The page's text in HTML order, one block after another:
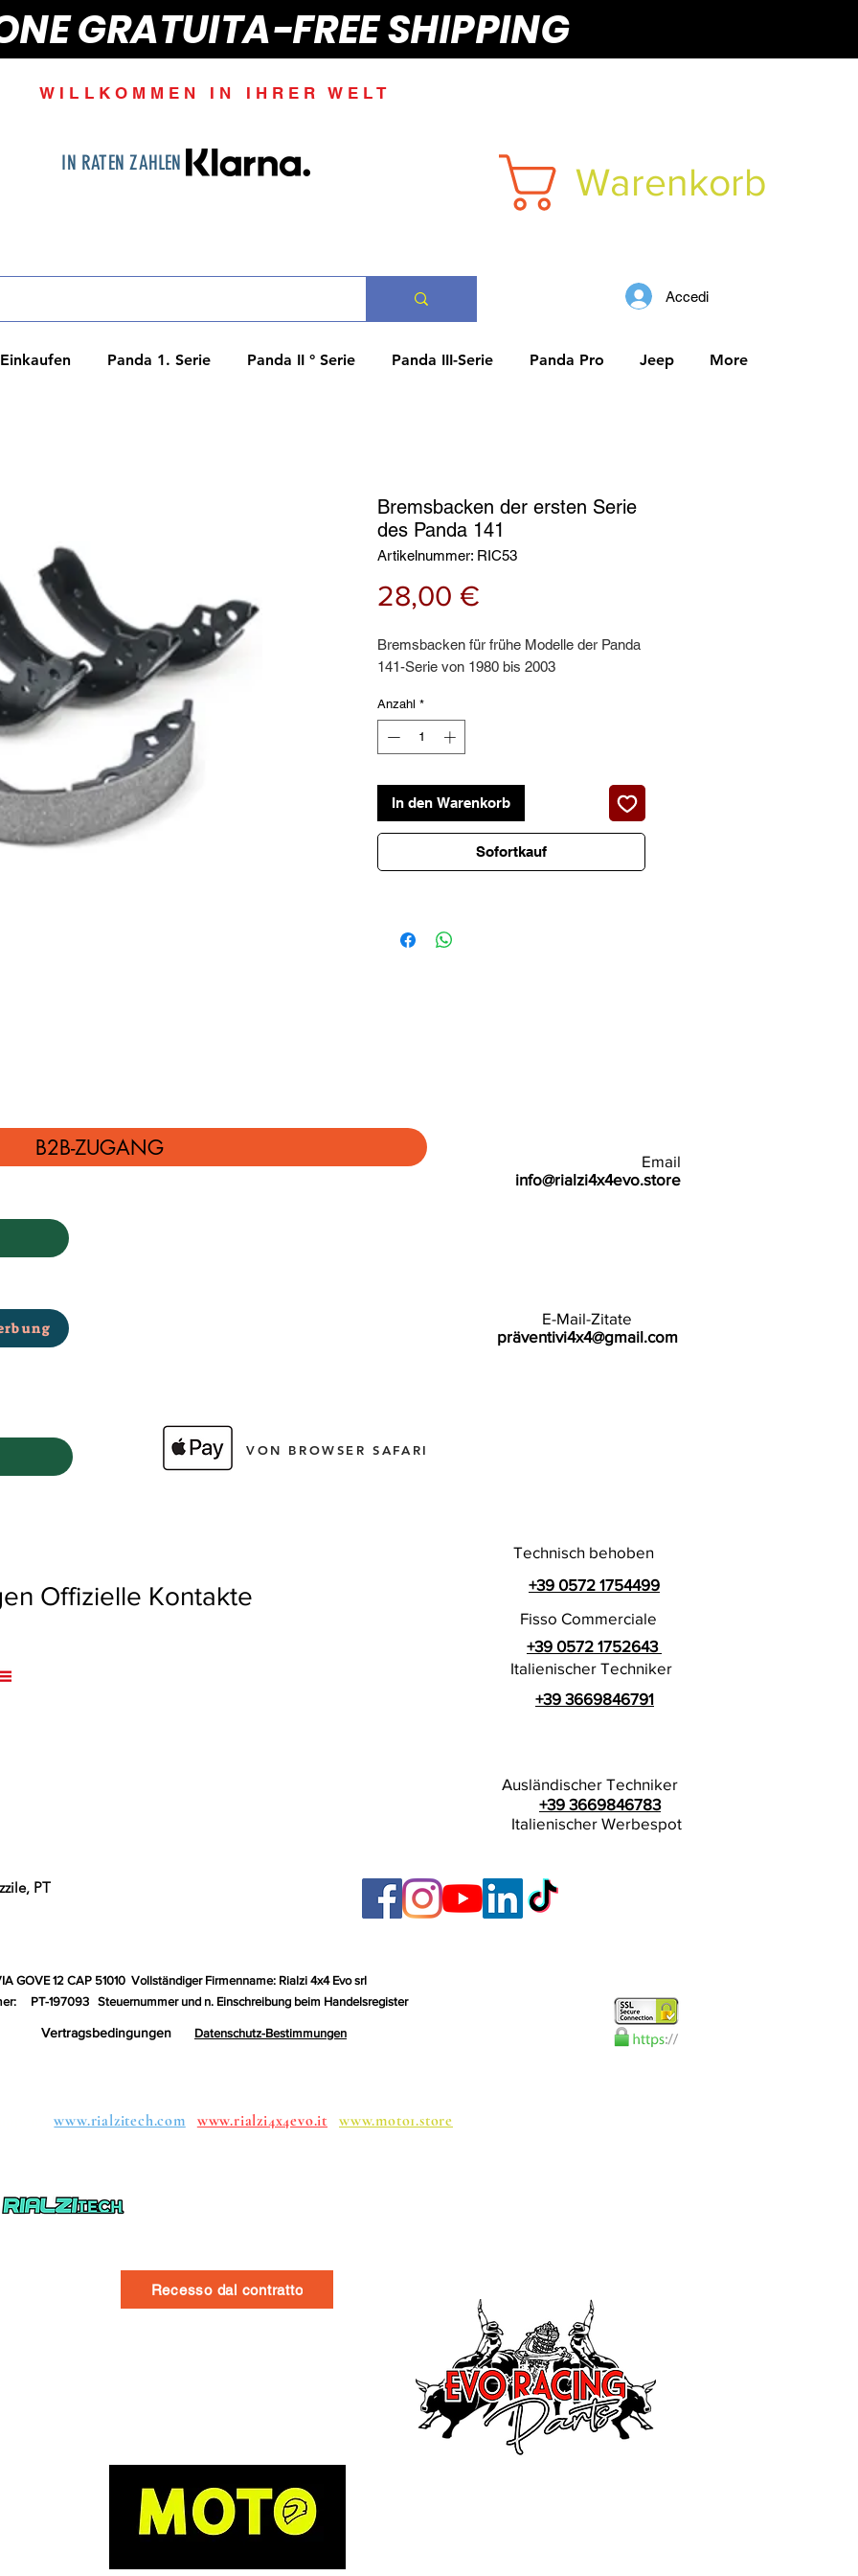
GRATUITA-FREE SHIPPING
WILLKOMMEN IN IHRER WELT
IN RATEN ZAHLEN Warenkorb
Accedi
Einkaufen Panda 1. Serie Panda II ° Serie Panda III-Serie Panda Pro Jeep More
Bremsbacken der ersten Serie
des Panda 141
Artikelnummer: RIC53
28,00 €
Bremsbacken für frühe Modelle der Panda
141-Serie von 1980 bis 2003
Anzahl *
In den Warenkorb
Sofortkauf
B2B-ZUGANG
Email
info@rialzi4x4evo.store
E-Mail-Zitate
präventivi4x4@gmail.com
VON BROWSER SAFARI
Technisch behoben
Offizielle Kontakte
+39 0572 1754499
Fisso Commerciale
+39 0572 1752643
Italienischer Techniker
+39 3669846791
Ausländischer Techniker
+39 3669846783
Italienischer Werbespot
PT
GOVE 12 CAP 51010 Vollständiger Firmenname: Rialzi 4x4 Evo srl
PT-197093 Steuernummer und n. Einschreibung beim Handelsregister
Vertragsbedingungen Datenschutz-Bestimmungen
www.rialzitech.com www.rialzi4x4evo.it www.moto1.store
Recesso dal contratto